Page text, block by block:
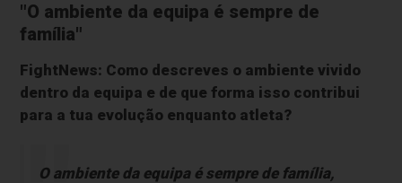
"O ambiente da equipa é sempre de
família"
FightNews: Como descreves o ambiente vivido
dentro da equipa e de que forma isso contribui
para a tua evolução enquanto atleta?
O ambiente da equipa é sempre de família,